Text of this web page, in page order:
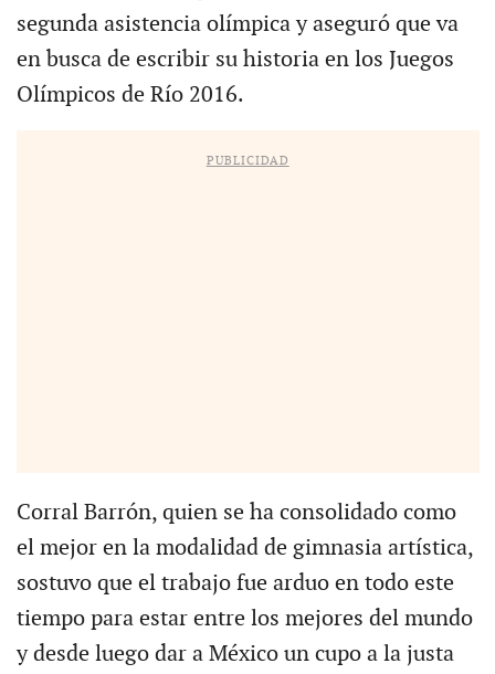
segunda asistencia olímpica y aseguró que va
en busca de escribir su historia en los Juegos
Olímpicos de Río 2016.
PUBLICIDAD
Corral Barrón, quien se ha consolidado como
el mejor en la modalidad de gimnasia artística,
sostuvo que el trabajo fue arduo en todo este
tiempo para estar entre los mejores del mundo
y desde luego dar a México un cupo a la justa